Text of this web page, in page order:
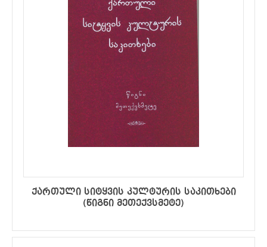
ქართული სიტყვის კულტურის საკითხები
(წიგნი მეთექვსმეტე)